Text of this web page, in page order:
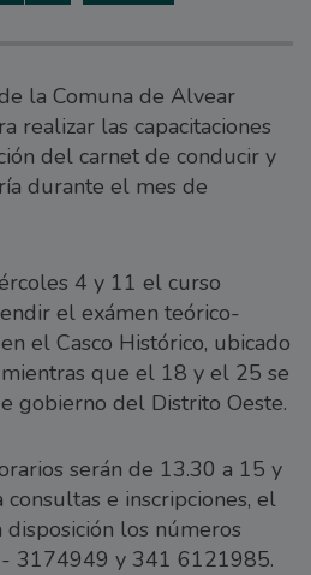
la Comuna de Alvear
realizar las capacitaciones
del carnet de conducir y
durante el mes de
4 y 11 el curso
el exámen teórico-
el Casco Histórico, ubicado
que el 18 y el 25 se
gobierno del Distrito Oeste.
serán de 13.30 a 15 y
e inscripciones, el
los números
3174949 y 341 6121985.